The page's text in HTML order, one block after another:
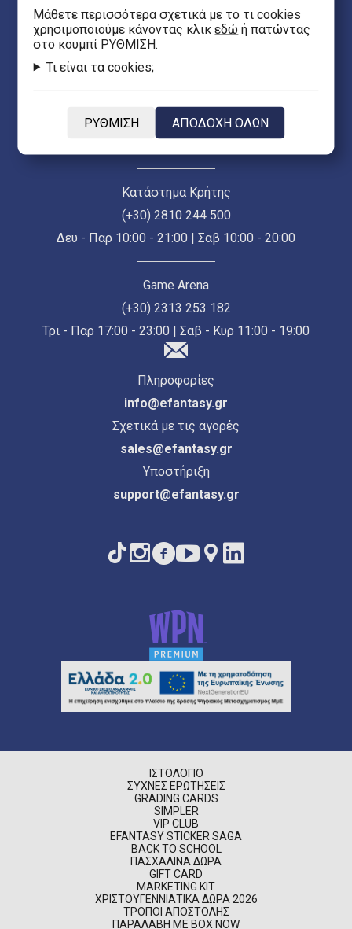
Ιασωνίδου 8, Κέντρο
Θεσσαλονίκη 54635
(+30) 2313 021 171
Κατάστημα Κρήτης
(+30) 2810 244 500
Δευ - Παρ 10:00 - 21:00 | Σαβ 10:00 - 20:00
Game Arena
(+30) 2313 253 182
Τρι - Παρ 17:00 - 23:00 | Σαβ - Κυρ 11:00 - 19:00
Πληροφορίες
info@efantasy.gr
Σχετικά με τις αγορές
sales@efantasy.gr
Υποστήριξη
support@efantasy.gr
ΙΣΤΟΛΌΓΙΟ
ΣΥΧΝΈΣ ΕΡΩΤΉΣΕΙΣ
GRADING CARDS
SIMPLER
VIP CLUB
EFANTASY STICKER SAGA
BACK TO SCHOOL
ΠΑΣΧΑΛΙΝΆ ΔΏΡΑ
GIFT CARD
MARKETING KIT
ΧΡΙΣΤΟΥΓΕΝΝΙΆΤΙΚΑ ΔΏΡΑ 2026
ΤΡΌΠΟΙ ΑΠΟΣΤΟΛΉΣ
ΠΑΡΑΛΑΒΉ ΜΕ BOX NOW
Mάθετε περισσότερα σχετικά με το τι cookies
χρησιμοποιούμε κάνοντας κλικεδώ ή πατώντας
στο κουμπί ΡΥΘΜΙΣΗ.
Τι είναι τα cookies;
ΡΥΘΜΙΣΗ ΑΠΟΔΟΧΗ ΟΛΩΝ